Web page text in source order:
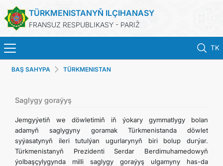
TÜRKMENISTANYŇ ILÇIHANASY
FRANSUZ RESPUBLIKASY - PARIŽ
TK
BAŞ SAHYPA
TÜRKMENISTAN
KONSULLYK HYZMATLARY
BAŞ SAHYPA TÜRKMENISTAN
Saglygy goraýyş
Jemgyýetiň we döwletimiň iň ýokary gymmatlygy bolan
adamyň saglygyny goramak Türkmenistanda döwlet
syýasatynyň ileri tutulýan ugurlarynyň biri bolup durýar.
Türkmenistanyň Prezidenti Serdar Berdimuhamedowyň
ýolbaşçylygynda milli saglygy goraýyş ulgamyny has-da